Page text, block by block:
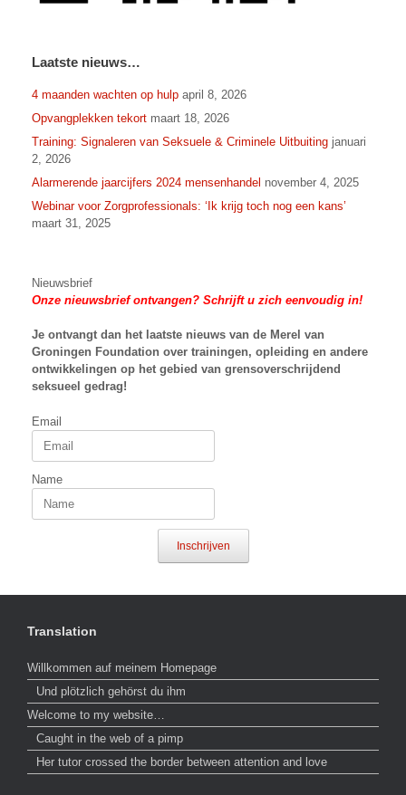
Laatste nieuws…
4 maanden wachten op hulp april 8, 2026
Opvangplekken tekort maart 18, 2026
Training: Signaleren van Seksuele & Criminele Uitbuiting januari
2, 2026
Alarmerende jaarcijfers 2024 mensenhandel november 4, 2025
Webinar voor Zorgprofessionals: ‘Ik krijg toch nog een kans’
maart 31, 2025
Nieuwsbrief
Onze nieuwsbrief ontvangen? Schrijft u zich eenvoudig in!
Je ontvangt dan het laatste nieuws van de Merel van
Groningen Foundation over trainingen, opleiding en andere
ontwikkelingen op het gebied van grensoverschrijdend
seksueel gedrag!
Email
Name
Inschrijven
Translation
Willkommen auf meinem Homepage
Und plötzlich gehörst du ihm
Welcome to my website…
Caught in the web of a pimp
Her tutor crossed the border between attention and love